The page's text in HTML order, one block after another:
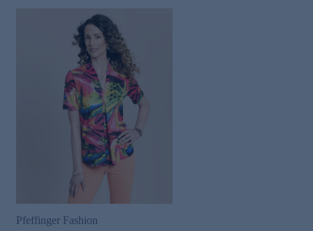
Pfeffinger Fashion